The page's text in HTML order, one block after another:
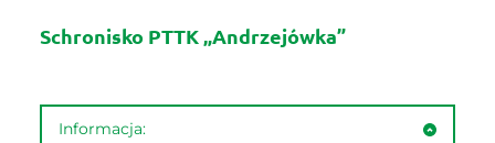
Schronisko PTTK „Andrzejówka”
Informacja: